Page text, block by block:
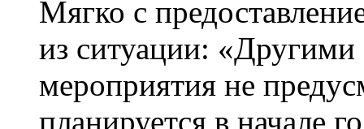
Мягко с
из ситуации:
мероприятия не
планируется в начале